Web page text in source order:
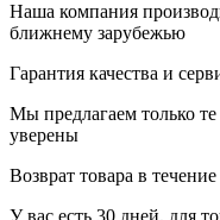
Наша компания
ближнему зарубежью
Гарантия качества и
Мы предлагаем только
уверены
Возврат товара в